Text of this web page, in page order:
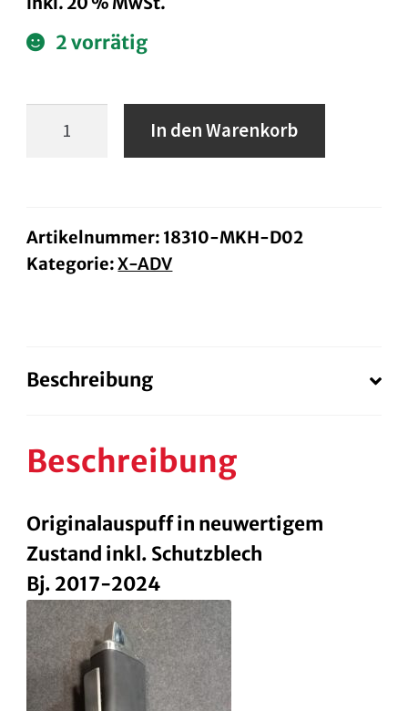
2 vorrätig
In den Warenkorb
Artikelnummer: 18310-MKH-D02
Kategorie:X-ADV
Beschreibung
Beschreibung
Originalauspuff in neuwertigem
Zustand inkl. Schutzblech
Bj. 2017-2024